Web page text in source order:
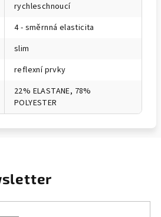
rychleschnoucí
4 - směrnná elasticita
slim
reflexní prvky
22% ELASTANE, 78%
POLYESTER